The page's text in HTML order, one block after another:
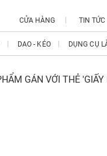
CỬA HÀNG TIN TỨC
DAO - KÉO DỤNG CỤ
GÁN VỚI THẺ